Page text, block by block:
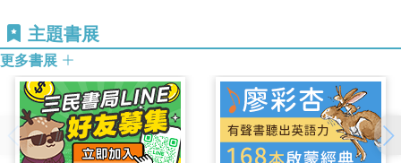
providing a theoretical framework by which to analyze demand and
usage of and trust in news from international broadcasters across
the whole population, not just opinion leaders. It outlines the
strategic options for international broadcasters in these evolving
market contexts.
主題書展
更多書展